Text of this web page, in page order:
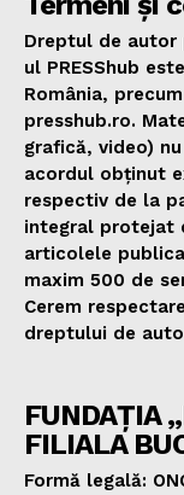
Dreptul de
ul PRESShub
România,
presshub.ro.
grafică, video)
acordul obținut
respectiv de la
integral protejat
articolele
maxim 500 de
Cerem
dreptului de
FUNDAȚIA
FILIALA
Formă legală: